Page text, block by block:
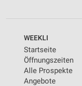
WEEKLI
Startseite
Öffnungszeiten
Alle Prospekte
Angebote